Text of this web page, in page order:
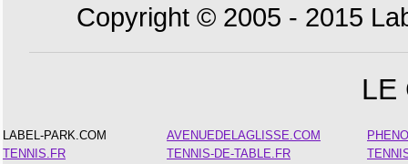
Copyright © 2005 - 2015
LE
LABEL-PARK.COM
TENNIS.FR
AVENUEDELAGLISSE.COM
TENNIS-DE-TABLE.FR